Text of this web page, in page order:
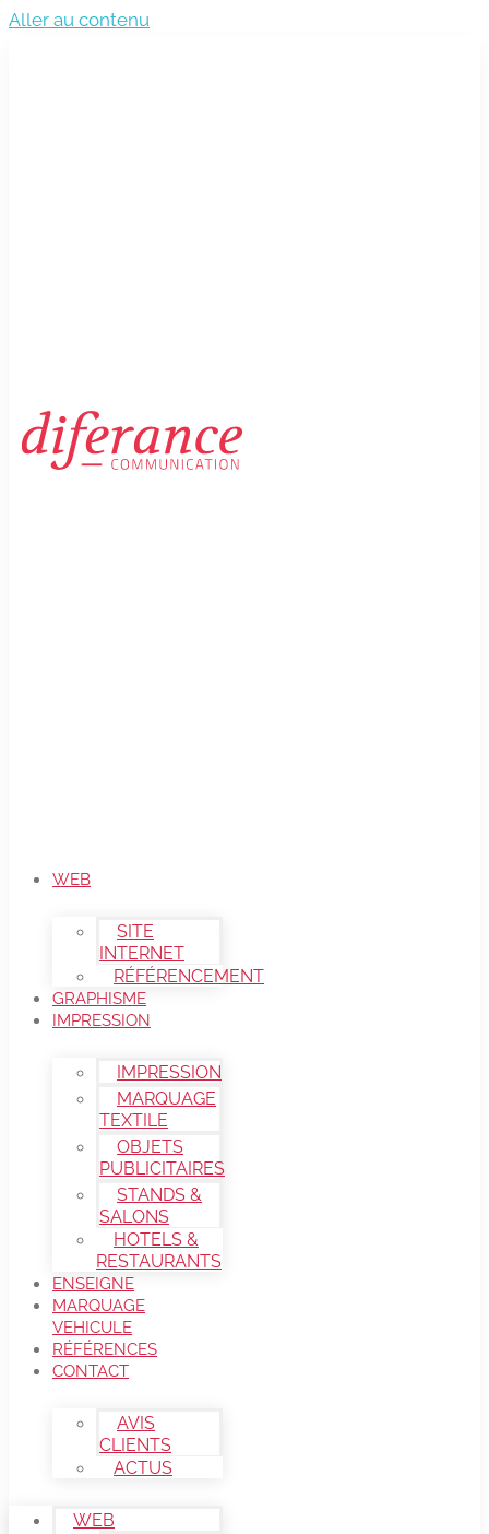
Aller au contenu
WEB
SITE
INTERNET
RÉFÉRENCEMENT
GRAPHISME
IMPRESSION
IMPRESSION
MARQUAGE
TEXTILE
OBJETS
PUBLICITAIRES
STANDS &
SALONS
HOTELS &
RESTAURANTS
ENSEIGNE
MARQUAGE
VEHICULE
RÉFÉRENCES
CONTACT
AVIS
CLIENTS
ACTUS
WEB